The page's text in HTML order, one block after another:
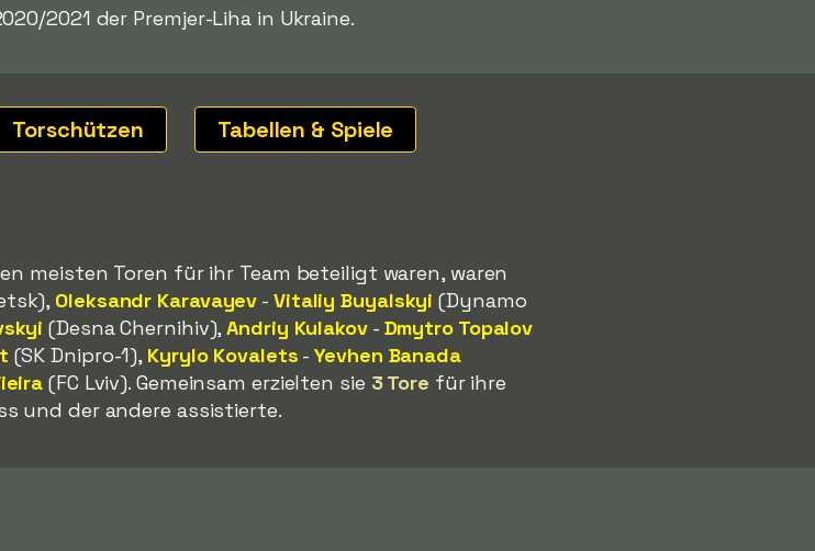
2021 der Premjer-Liha in Ukraine.
Torschützen Tabellen & Spiele
meisten Toren für ihr Team beteiligt waren, waren
Oleksandr Karavayev - Vitaliy Buyalskyi (Dynamo
(Desna Chernihiv),Andriy Kulakov- Dmytro Topalov
(SK Dnipro-1), Kyrylo Kovalets -Yevhen Banada
(FC Lviv). Gemeinsam erzielten sie 3 Tore für ihre
und der andere assistierte.